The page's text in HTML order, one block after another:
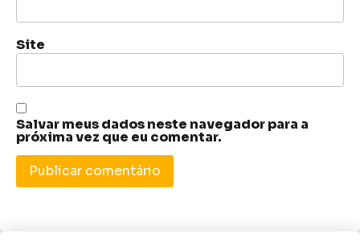
Site
Salvar meus dados neste navegador para a
próxima vez que eu comentar.